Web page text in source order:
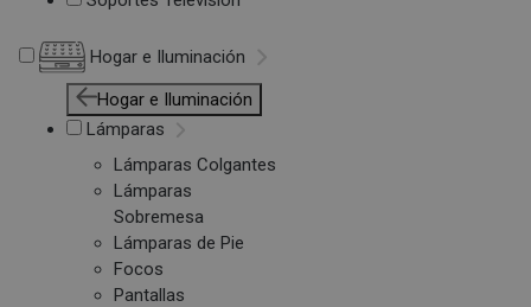
Hogar e Iluminación
Hogar e Iluminación
Lámparas
Lámparas Colgantes
Lámparas
Sobremesa
Lámparas de Pie
Focos
Pantallas